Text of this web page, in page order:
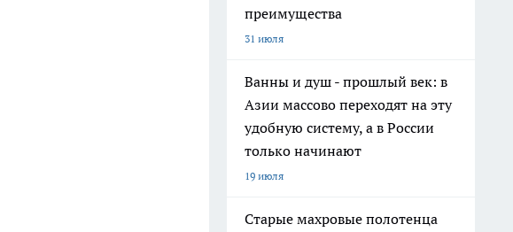
преимущества
31 июля
Ванны и душ - прошлый век: в
Азии массово переходят на эту
удобную систему, а в России
только начинают
19 июля
Старые махровые полотенца